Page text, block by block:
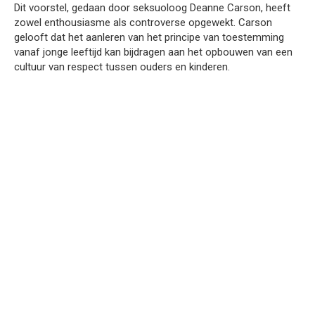
Dit voorstel, gedaan door seksuoloog Deanne Carson, heeft
zowel enthousiasme als controverse opgewekt. Carson
gelooft dat het aanleren van het principe van toestemming
vanaf jonge leeftijd kan bijdragen aan het opbouwen van een
cultuur van respect tussen ouders en kinderen.